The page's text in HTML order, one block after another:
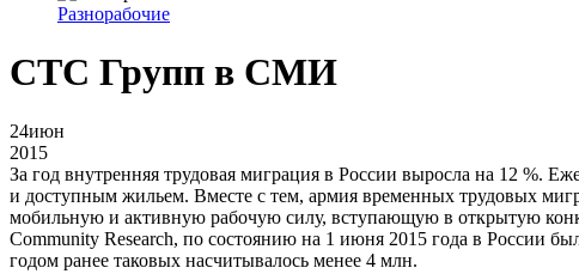
Разнорабочие
СТС Групп в СМИ
24июн
2015
За год внутренняя трудовая миграция в России выросла на 12 %.
и доступным жильем. Вместе с тем, армия временных трудовых
мобильную и активную рабочую силу, вступающую в открытую
Community Research, по состоянию на 1 июня 2015 года в России
годом ранее таковых насчитывалось менее 4 млн.